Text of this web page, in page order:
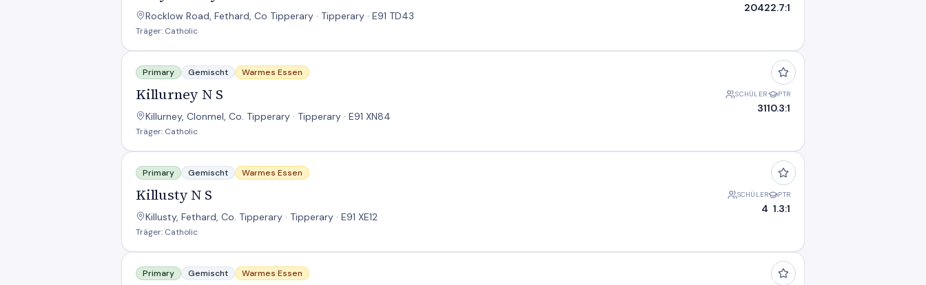
Rocklow Road, Fethard, Co Tipperary · Tipperary · E91 TD43
Träger: Catholic
20422.7:1
Killurney N S
Primary Gemischt Warmes Essen
Killurney N S
Killurney, Clonmel, Co. Tipperary · Tipperary · E91 XN84
Träger: Catholic
SCHÜLER
31
PTR
10.3:1
Killusty N S
Primary Gemischt Warmes Essen
Killusty N S
Killusty, Fethard, Co. Tipperary · Tipperary · E91 XE12
Träger: Catholic
SCHÜLER
4
PTR
1.3:1
Kilsheelan N.S.
Primary Gemischt Warmes Essen